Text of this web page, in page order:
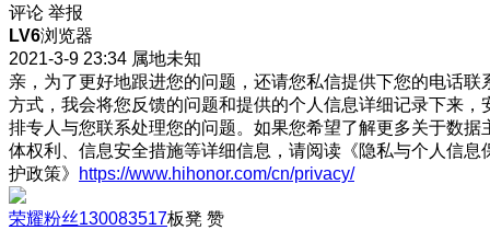
评论 举报
LV6浏览器
2021-3-9 23:34 属地未知
亲，为了更好地跟进您的问题，还请您私信提供下您的电话联
方式，我会将您反馈的问题和提供的个人信息详细记录下来，
排专人与您联系处理您的问题。如果您希望了解更多关于数据
体权利、信息安全措施等详细信息，请阅读《隐私与个人信息
护政策》
https://www.hihonor.com/cn/privacy/
荣耀粉丝130083517板凳 赞